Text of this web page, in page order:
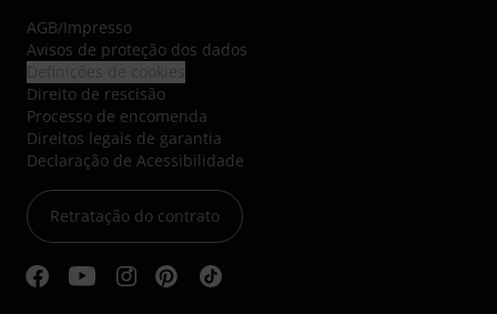
AGB/Impresso
Avisos de proteção dos dados
Direito de rescisão
Processo de encomenda
Direitos legais de garantia
Declaração de Acessibilidade
Retratação do contrato